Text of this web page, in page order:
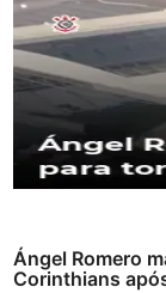
Ángel Romero
Corinthians